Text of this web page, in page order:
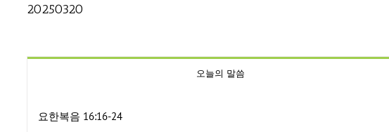
20250320
오늘의 말씀
요한복음 16:16-24